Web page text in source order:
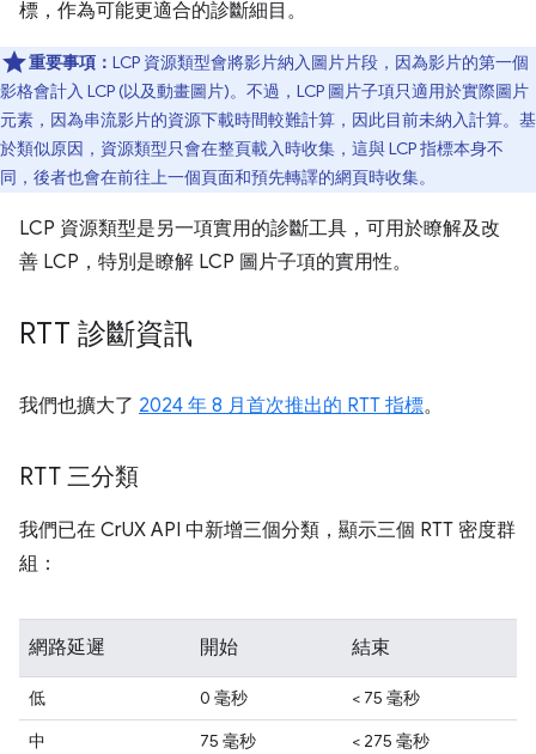
標，作為可能更適合的診斷細目。
重要事項： LCP 資源類型會將影片納入圖片片段，因為影片的第一個
影格會計入 LCP (以及動畫圖片)。不過，LCP 圖片子項只適用於實際圖片
元素，因為串流影片的資源下載時間較難計算，因此目前未納入計算。基
於類似原因，資源類型只會在整頁載入時收集，這與 LCP 指標本身不
同，後者也會在前往上一個頁面和預先轉譯的網頁時收集。
LCP 資源類型是另一項實用的診斷工具，可用於瞭解及改
善 LCP，特別是瞭解 LCP 圖片子項的實用性。
RTT 診斷資訊
我們也擴大了 2024 年 8 月首次推出的 RTT 指標。
RTT 三分類
我們已在 CrUX API 中新增三個分類，顯示三個 RTT 密度群
組：
網路延遲 開始 結束
低 0 毫秒
< 75 毫秒
中
75 毫秒
< 275 毫秒